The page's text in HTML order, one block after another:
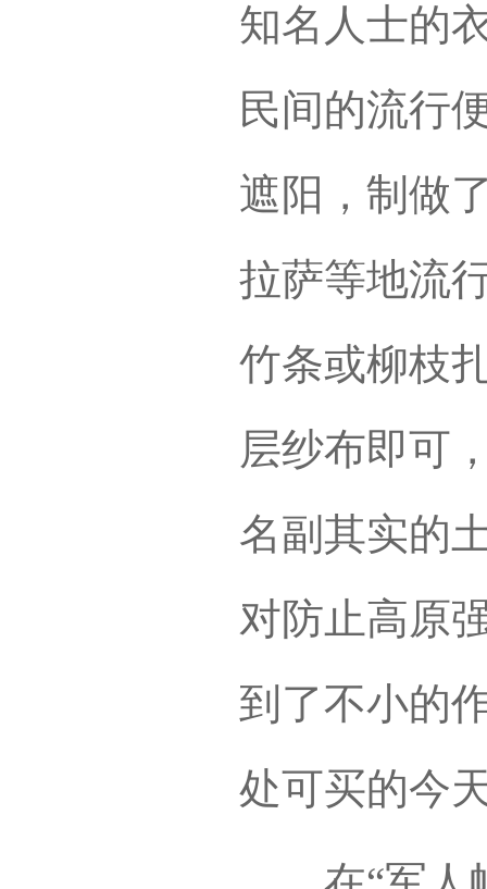
知名人士的
民间的流行
遮阳，制做
拉萨等地流
竹条或柳枝
层纱布即可
名副其实的
对防止高原
到了不小的
处可买的今